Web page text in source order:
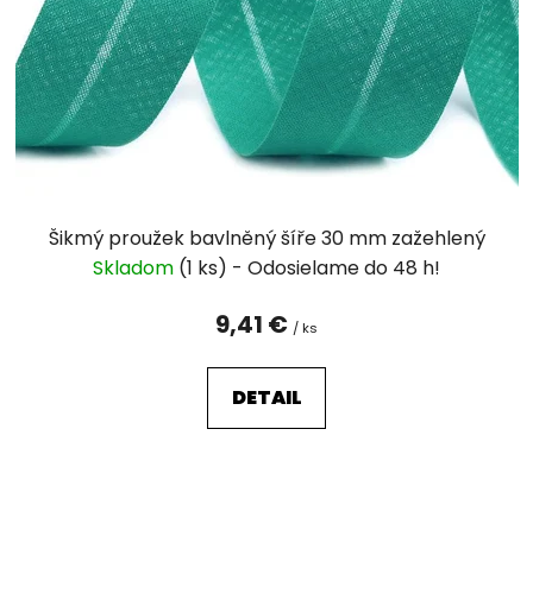
Šikmý proužek bavlněný šíře 30 mm zažehlený
Skladom (1 ks)
9,41 € / ks
DETAIL